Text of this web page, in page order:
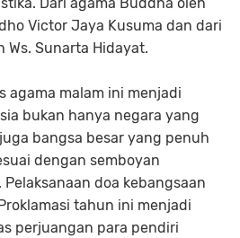
Dari agama Buddha oleh
Victor Jaya Kusuma dan dari
Ws. Sunarta Hidayat.
agama malam ini menjadi
bukan hanya negara yang
bangsa besar yang penuh
dengan semboyan
Pelaksanaan doa kebangsaan
tahun ini menjadi
perjuangan para pendiri